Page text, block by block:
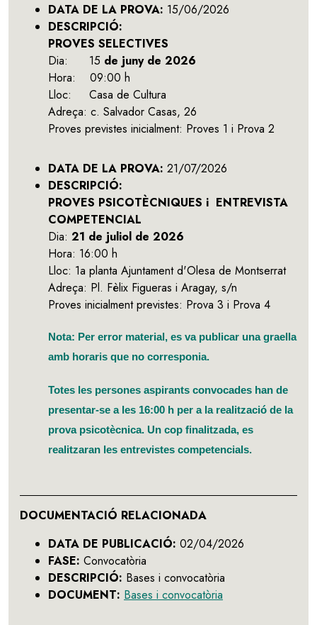
DATA DE LA PROVA: 15/06/2026
DESCRIPCIÓ:
PROVES SELECTIVES
Dia:
15 de juny de 2026
Hora:
09:00 h
Lloc:
Casa de Cultura
Adreça: c. Salvador Casas, 26
Proves previstes inicialment: Proves 1 i Prova 2
DATA DE LA PROVA: 21/07/2026
DESCRIPCIÓ:
PROVES PSICOTÈCNIQUES i ENTREVISTA
COMPETENCIAL
Dia: 21 de juliol de 2026
Hora: 16:00 h
Lloc: 1a planta Ajuntament d'Olesa de Montserrat
Adreça: Pl. Fèlix Figueras i Aragay, s/n
Proves inicialment previstes: Prova 3 i Prova 4
Nota: Per error material, es va publicar una graella
amb horaris que no corresponia.
Totes les persones aspirants convocades han de
presentar-se a les 16:00 h per a la realització de la
prova psicotècnica. Un cop finalitzada, es
realitzaran les entrevistes competencials.
DOCUMENTACIÓ RELACIONADA
DATA DE PUBLICACIÓ: 02/04/2026
FASE: Convocatòria
DESCRIPCIÓ: Bases i convocatòria
DOCUMENT: Bases i convocatòria